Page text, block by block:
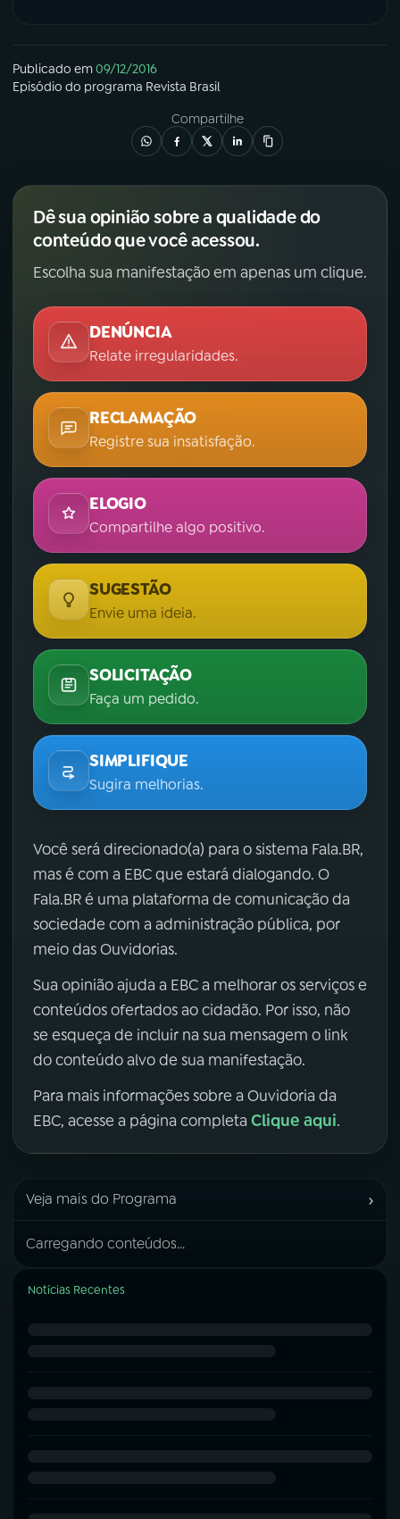
Publicado em09/12/2016
Episódio do programa Revista Brasil
Compartilhe
Dê sua opinião sobre a qualidade do
conteúdo que você acessou.
Escolha sua manifestação em apenas um clique.
DENÚNCIA
Relate irregularidades.
RECLAMAÇÃO
Registre sua insatisfação.
ELOGIO
Compartilhe algo positivo.
SUGESTÃO
Envie uma ideia.
SOLICITAÇÃO
Faça um pedido.
SIMPLIFIQUE
Sugira melhorias.
Você será direcionado(a) para o sistema Fala.BR,
mas é com a EBC que estará dialogando. O
Fala.BR é uma plataforma de comunicação da
sociedade com a administração pública, por
meio das Ouvidorias.
Sua opinião ajuda a EBC a melhorar os serviços e
conteúdos ofertados ao cidadão. Por isso, não
se esqueça de incluir na sua mensagem o link
do conteúdo alvo de sua manifestação.
Para mais informações sobre a Ouvidoria da
EBC, acesse a página completa Clique aqui.
Veja mais do Programa ›
Carregando conteúdos...
Notícias Recentes